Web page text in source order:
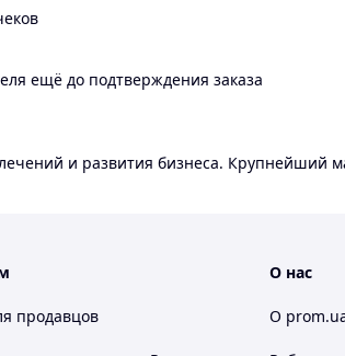
ещё до подтверждения заказа
и развития бизнеса. Крупнейший
продавцов
О нас
О